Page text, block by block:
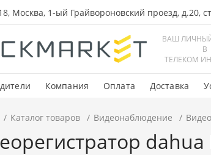
Москва, 1-ый Грайвороновский проезд, д.20,
ВАШ
В
ТЕЛЕКОМ
Компания Оплата Доставка
Каталог товаров Видеонаблюдение
dahua